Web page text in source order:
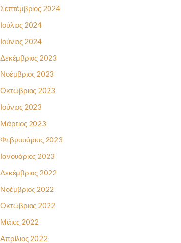
Σεπτέμβριος 2024
Ιούλιος 2024
Ιούνιος 2024
Δεκέμβριος 2023
Νοέμβριος 2023
Οκτώβριος 2023
Ιούνιος 2023
Μάρτιος 2023
Φεβρουάριος 2023
Ιανουάριος 2023
Δεκέμβριος 2022
Νοέμβριος 2022
Οκτώβριος 2022
Μάιος 2022
Απρίλιος 2022